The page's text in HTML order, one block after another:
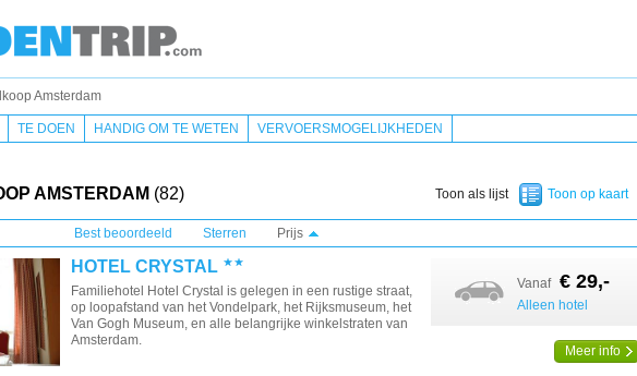
Amsterdam
TE DOEN HANDIG OM TE WETEN VERVOERSMOGELIJKHEDEN
AMSTERDAM (82)
Best beoordeeld Sterren Prijs
HOTEL CRYSTAL
Familiehotel Hotel Crystal is gelegen in een rustige straat,
op loopafstand van het Vondelpark, het Rijksmuseum, het
Van Gogh Museum, en alle belangrijke winkelstraten van
Amsterdam.
Vanaf € 29,-
Alleen hotel
Meer info
Toon op kaart
Toon als lijst